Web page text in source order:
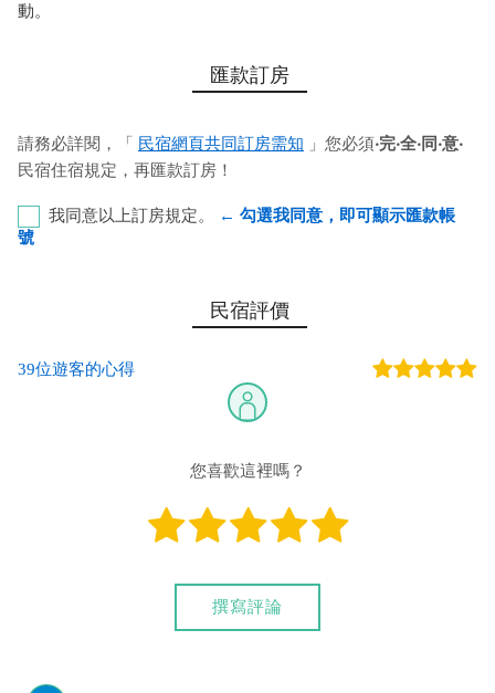
動。
匯款訂房
請務必詳閱，「 民宿網頁共同訂房需知 」您必須‧完‧全‧同‧意‧
民宿住宿規定，再匯款訂房！
我同意以上訂房規定。
← 勾選我同意，即可顯示匯款帳
號
第一銀行-木柵分行 代號：007 帳號：167-68-138943 戶
您也可以利用這幾個常用的網路ATM匯款： [ 郵局ATM ]、 [彰銀
宿有提供該銀行匯款帳號喔。) 匯入任何款項後，請記得與業者
民宿評價
39位遊客的心得
您喜歡這裡嗎？
撰寫評論